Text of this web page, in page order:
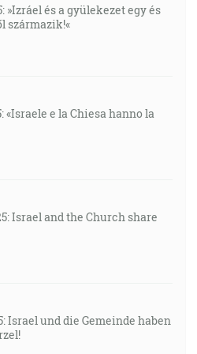
ktorý sa plazí na zemi. [1M
pre nás? Lebo pre nás je
orať v nádeji, a ten, kto
mať podiel v nádeji. [1Kor
a hľa, bolo to veľmi
razom, v okamihu, pri
[1Kor 15:51]
»Izráel és a gyülekezet egy és
származik!«
«Israele e la Chiesa hanno la
Israel and the Church share
Israel und die Gemeinde haben